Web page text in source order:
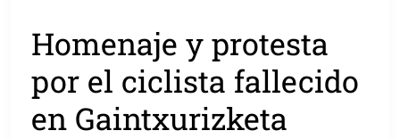
Homenaje y protesta
por el ciclista fallecido
en Gaintxurizketa